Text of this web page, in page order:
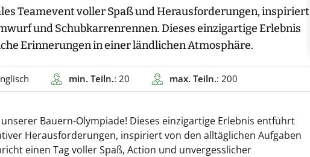
Teamevent voller Spaß und Herausforderungen, inspiriert
und Schubkarrenrennen. Dieses einzigartige Erlebnis
Erinnerungen in einer ländlichen Atmosphäre.
min. Teiln.: 20 max. Teiln.: 200
Bauern-Olympiade! Dieses einzigartige Erlebnis entführt
Herausforderungen, inspiriert von den alltäglichen Aufgaben
einen Tag voller Spaß, Action und unvergesslicher